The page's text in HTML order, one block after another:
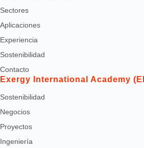
Sectores
Aplicaciones
Experiencia
Sostenibilidad
Contacto
Exergy International Academy
Sostenibilidad
Negocios
Proyectos
Ingeniería